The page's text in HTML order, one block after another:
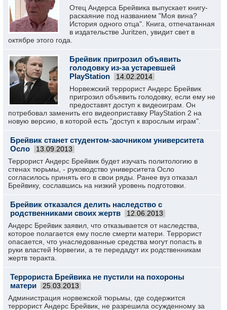
Отец Андерса Брейвика выпускает книгу-
раскаяние под названием "Моя вина?
История одного отца". Книга, отпечатанная
в издательстве Juritzen, увидит свет в
октябре этого года.
Брейвик пригрозил объявить
голодовку из-за устаревшей
PlayStation
14.02.2014
Норвежский террорист Андерс Брейвик
пригрозил объявить голодовку, если ему не
предоставят доступ к видеоиграм. Он
потребовал заменить его видеоприставку PlayStation 2 на
новую версию, в которой есть "доступ к взрослым играм".
Брейвик станет студентом-заочником университета
Осло
13.09.2013
Террорист Андерс Брейвик будет изучать политологию в
стенах тюрьмы, - руководство университета Осло
согласилось принять его в свои ряды. Ранее вуз отказал
Брейвику, сославшись на низкий уровень подготовки.
Брейвик отказался делить наследство с
родственниками своих жертв
12.06.2013
Андерс Брейвик заявил, что отказывается от наследства,
которое полагается ему после смерти матери. Террорист
опасается, что унаследованные средства могут попасть в
руки властей Норвегии, а те передадут их родственникам
жертв теракта.
Террориста Брейвика не пустили на похороны
матери
25.03.2013
Администрация норвежской тюрьмы, где содержится
террорист Андерс Брейвик, не разрешила осужденному за